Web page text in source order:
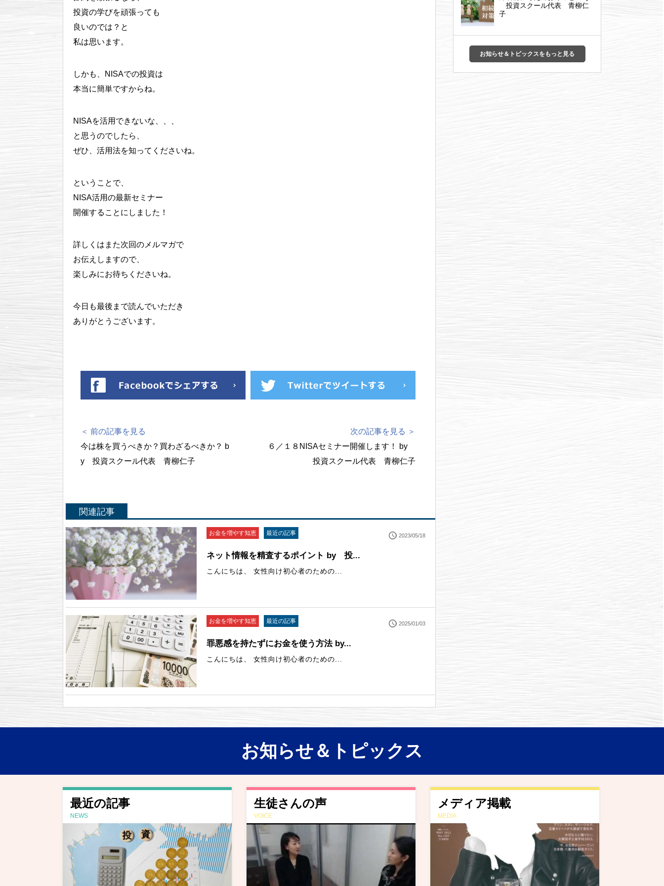
投資の学びを頑張っても
良いのでは？と
私は思います。
しかも、NISAでの投資は
本当に簡単ですからね。
NISAを活用できないな、、、
と思うのでしたら、
ぜひ、活用法を知ってくださいね。
ということで、
NISA活用の最新セミナー
開催することにしました！
詳しくはまた次回のメルマガで
お伝えしますので、
楽しみにお待ちくださいね。
今日も最後まで読んでいただき
ありがとうございます。
＜ 前の記事を見る
今は株を買うべきか？買わざるべきか？ b
y 投資スクール代表 青柳仁子
次の記事を見る ＞
６／１８NISAセミナー開催します！ by
投資スクール代表 青柳仁子
関連記事
お金を増やす知恵 最近の記事 2023/05/18
ネット情報を精査するポイント by 投...
こんにちは、 女性向け初心者のための...
お金を増やす知恵 最近の記事 2025/01/03
罪悪感を持たずにお金を使う方法 by...
こんにちは、 女性向け初心者のための...
投資スクール代表 青柳仁
子
お知らせ＆トピックスをもっと見る
お知らせ＆トピックス
最近の記事
NEWS
生徒さんの声
VOICE
メディア掲載
MEDIA